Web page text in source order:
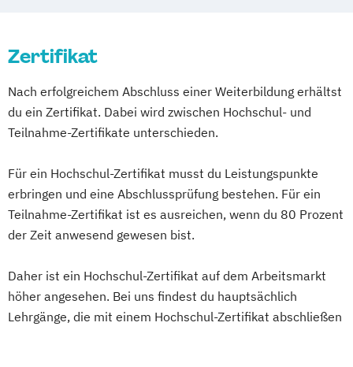
Wuppertal
Chemnitz
Kiel
Freiburg im Breisgau
Krefeld Lübeck Oberhausen
Erfurt
Mainz Rostock Kassel Hagen
Potsdam Ludwigshafen Oldenburg
Leverkusen Osnabrück Solingen
Heidelberg Herne Neuss Darmstadt
Paderborn
Regensburg
Ernährung nach Paleo
Kinder
Ernährungsberater A-Lizenz (inkl.
Ernährung C-Lizenz und Ernährungsberater
Ernährungsberater B-Lizenz (inkl. C-Lizenz)
Kleinkinder
Ernährungsberater für E-Sportler
Ernährungsberater für Kinder
Zertifikat
Nach erfolgreichem Abschluss einer Weiterbildung erhältst
du ein Zertifikat. Dabei wird zwischen Hochschul- und
Teilnahme-Zertifikate unterschieden.
Für ein Hochschul-Zertifikat musst du Leistungspunkte
erbringen und eine Abschlussprüfung bestehen. Für ein
Teilnahme-Zertifikat ist es ausreichen, wenn du 80 Prozent
der Zeit anwesend gewesen bist.
Daher ist ein Hochschul-Zertifikat auf dem Arbeitsmarkt
höher angesehen. Bei uns findest du hauptsächlich
Lehrgänge, die mit einem Hochschul-Zertifikat abschließen